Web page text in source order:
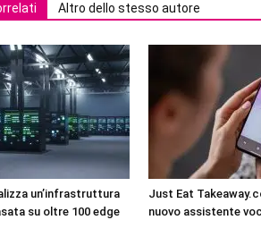
Altro dello stesso autore
un’infrastruttura
su oltre 100 edge
Just Eat
nuovo assistente